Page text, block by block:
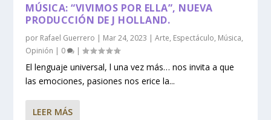
MÚSICA: “VIVIMOS POR ELLA”, NUEVA
PRODUCCIÓN DE J HOLLAND.
por Rafael Guerrero | Mar 24, 2023 |Arte, Espectáculo, Música,
Opinión | 0 |
El lenguaje universal, l una vez más… nos invita a que
las emociones, pasiones nos erice la...
LEER MÁS